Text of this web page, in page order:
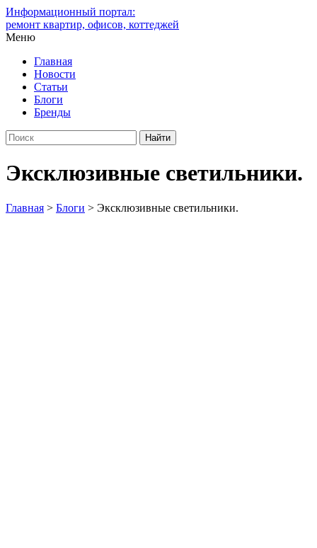
Информационный портал:
ремонт квартир, офисов, коттеджей
Меню
Главная
Новости
Статьи
Блоги
Бренды
Эксклюзивные светильники.
Главная > Блоги > Эксклюзивные светильники.